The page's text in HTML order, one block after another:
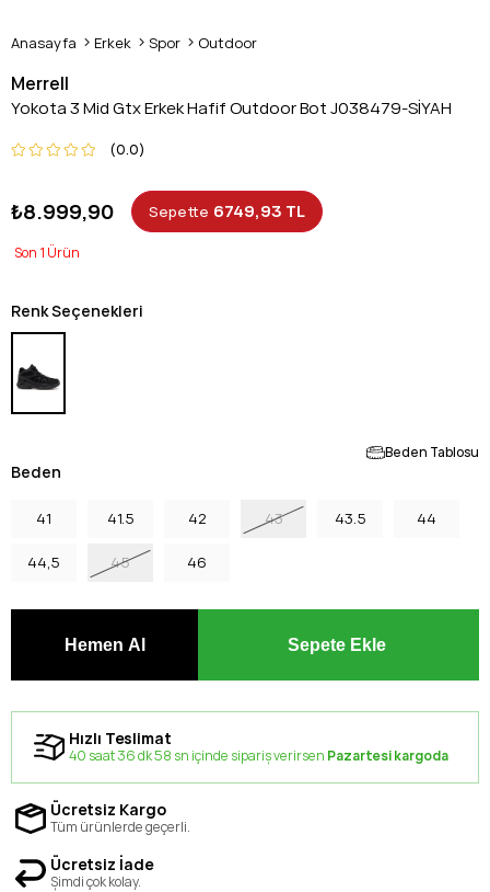
Anasayfa Erkek Spor Outdoor
Merrell
Yokota 3 Mid Gtx Erkek Hafif Outdoor Bot J038479-SİYAH
0.0
₺8.999,90 Sepette 6749,93 TL
1
Renk Seçenekleri
Beden Tablosu
Beden
41 41.5 42 43 43.5 44
44,5 45 46
Hızlı Teslimat
40 saat 36 dk 57 sn içinde sipariş verirsen Pazartesi kargoda
Ücretsiz Kargo
Tüm ürünlerde geçerli.
Ücretsiz İade
Şimdi çok kolay.